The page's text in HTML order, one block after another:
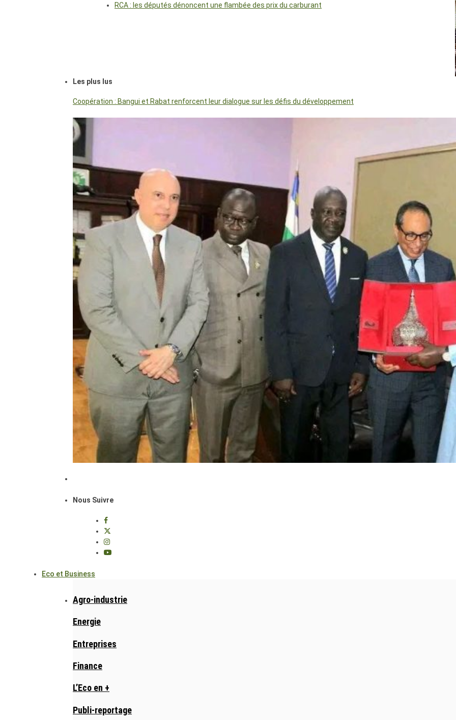
RCA : les députés dénoncent une flambée des prix du carburant
Les plus lus
Coopération : Bangui et Rabat renforcent leur dialogue sur les défis du développement
Nous Suivre
Eco et Business
Agro-industrie
Energie
Entreprises
Finance
L’Eco en +
Publi-reportage